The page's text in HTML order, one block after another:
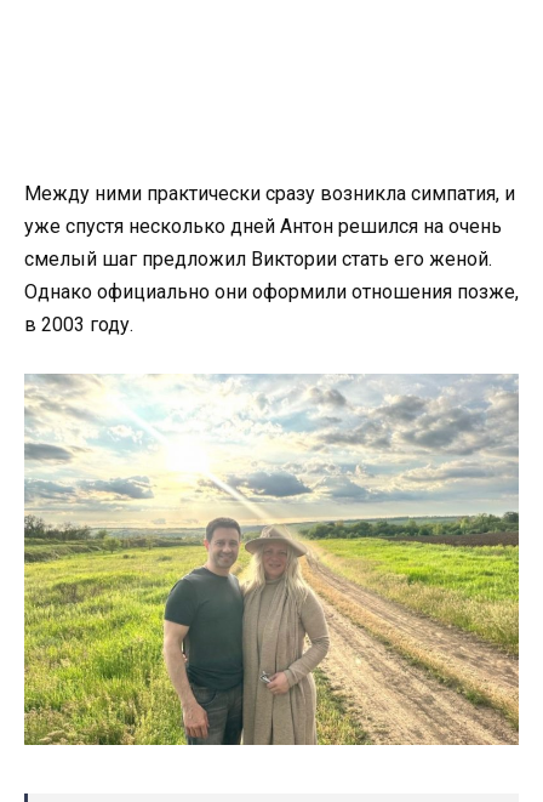
Между ними практически сразу возникла симпатия, и
уже спустя несколько дней Антон решился на очень
смелый шаг предложил Виктории стать его женой.
Однако официально они оформили отношения позже,
в 2003 году.